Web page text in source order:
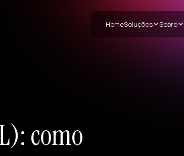
HomeSoluções Sobre
como